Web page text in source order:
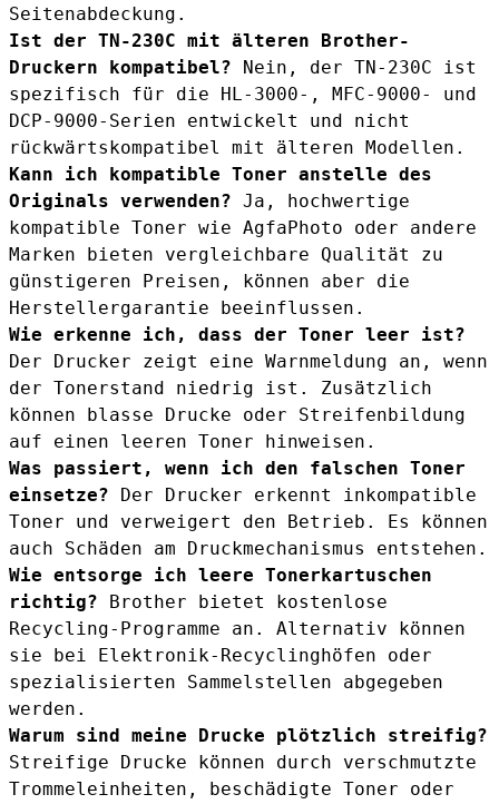
Seitenabdeckung.
Ist der TN-230C mit älteren Brother-
Druckern kompatibel? Nein, der TN-230C ist
spezifisch für die HL-3000-, MFC-9000- und
DCP-9000-Serien entwickelt und nicht
rückwärtskompatibel mit älteren Modellen.
Kann ich kompatible Toner anstelle des
Originals verwenden? Ja, hochwertige
kompatible Toner wie AgfaPhoto oder andere
Marken bieten vergleichbare Qualität zu
günstigeren Preisen, können aber die
Herstellergarantie beeinflussen.
Wie erkenne ich, dass der Toner leer ist?
Der Drucker zeigt eine Warnmeldung an, wenn
der Tonerstand niedrig ist. Zusätzlich
können blasse Drucke oder Streifenbildung
auf einen leeren Toner hinweisen.
Was passiert, wenn ich den falschen Toner
einsetze? Der Drucker erkennt inkompatible
Toner und verweigert den Betrieb. Es können
auch Schäden am Druckmechanismus entstehen.
Wie entsorge ich leere Tonerkartuschen
richtig? Brother bietet kostenlose
Recycling-Programme an. Alternativ können
sie bei Elektronik-Recyclinghöfen oder
spezialisierten Sammelstellen abgegeben
werden.
Warum sind meine Drucke plötzlich streifig?
Streifige Drucke können durch verschmutzte
Trommeleinheiten, beschädigte Toner oder